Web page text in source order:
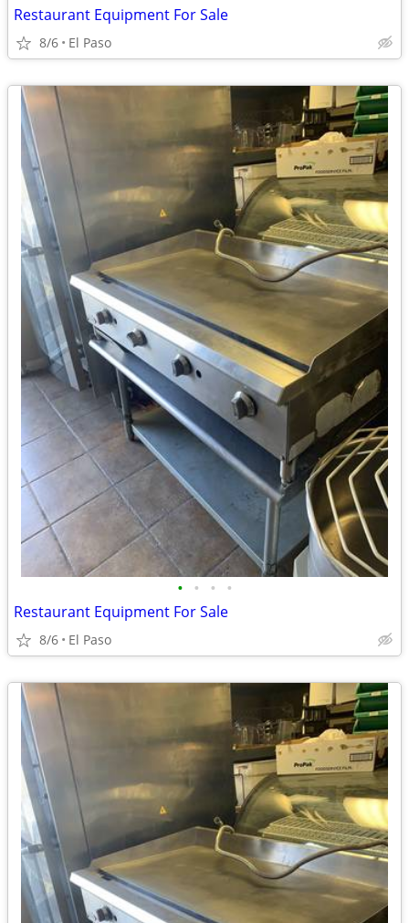
Restaurant Equipment For Sale
8/6 El Paso
• • • •
Restaurant Equipment For Sale
8/6 El Paso